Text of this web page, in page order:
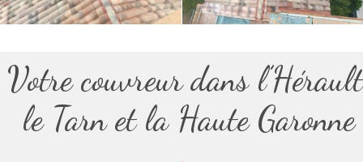
Votre couvreur dans
le Tarn et la Haute Garonne